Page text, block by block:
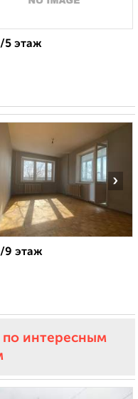
5 этаж
›
9 этаж
по интересным